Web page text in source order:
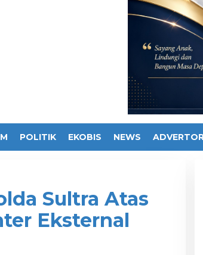
POLITIK EKOBIS NEWS
Sultra Atas
Eksternal